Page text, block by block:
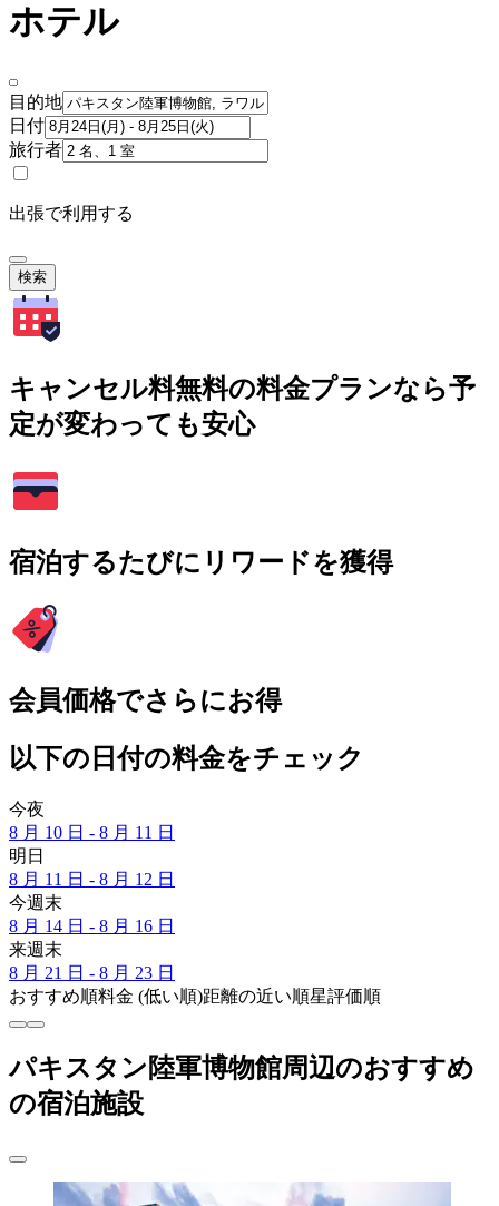
ホテル
目的地
日付
旅行者
出張で利用する
検索
キャンセル料無料の料金プランなら予
定が変わっても安心
宿泊するたびにリワードを獲得
会員価格でさらにお得
以下の日付の料金をチェック
今夜
8 月 10 日 - 8 月 11 日
明日
8 月 11 日 - 8 月 12 日
今週末
8 月 14 日 - 8 月 16 日
来週末
8 月 21 日 - 8 月 23 日
おすすめ順料金 (低い順)距離の近い順星評価順
パキスタン陸軍博物館周辺のおすすめ
の宿泊施設